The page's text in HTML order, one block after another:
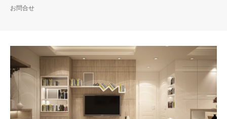
お問合せ